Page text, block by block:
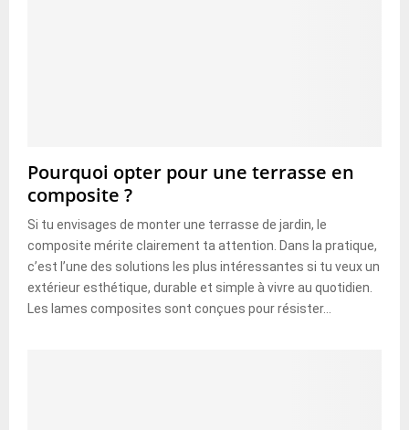
Pourquoi opter pour une terrasse en
composite ?
Si tu envisages de monter une terrasse de jardin, le
composite mérite clairement ta attention. Dans la pratique,
c’est l’une des solutions les plus intéressantes si tu veux un
extérieur esthétique, durable et simple à vivre au quotidien.
Les lames composites sont conçues pour résister...